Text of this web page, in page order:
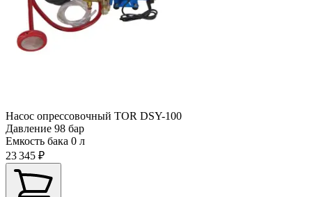
Насос опрессовочный TOR DSY-100
Давление 98 бар
Емкость бака 0 л
23 345 ₽